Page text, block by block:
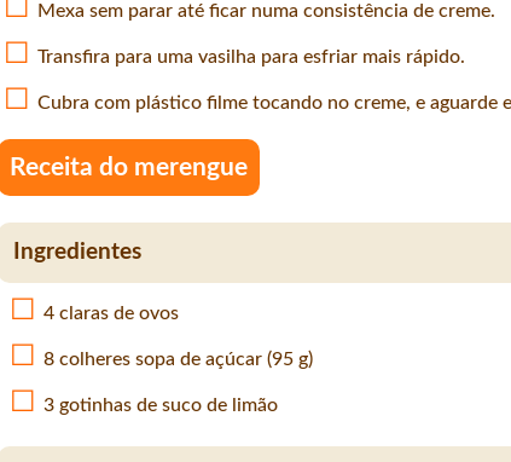
Mexa sem parar até ficar numa consistência de creme.
Transfira para uma vasilha para esfriar mais rápido.
Cubra com plástico filme tocando no creme, e aguarde
Receita do merengue
Ingredientes
4 claras de ovos
8 colheres sopa de açúcar (95 g)
3 gotinhas de suco de limão